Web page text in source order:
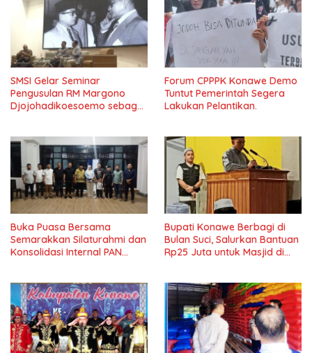
SMSI Gelar Seminar
Pengusulan RM Margono
Djojohadikoesoemo sebagai
Forum CPPPK Konawe Demo
Tuntut Pemerintah Segera
Lakukan Pelantikan.
Buka Puasa Bersama
Semarakkan Silaturahmi dan
Konsolidasi Internal PAN
Bupati Konawe Berbagi di
Bulan Suci, Salurkan Bantuan
Rp25 Juta untuk Masjid di